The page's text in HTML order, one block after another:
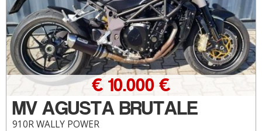
MV AGUSTA BRUTALE
910R WALLY POWER
€ 10.000 €